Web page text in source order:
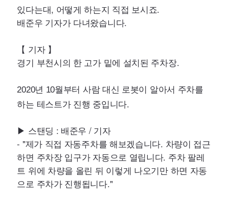
있다는대, 어떻게 하는지 직접 보시죠.
배준우 기자가 다녀왔습니다.
【 기자 】
경기 부천시의 한 고가 밑에 설치된 주차장.
2020년 10월부터 사람 대신 로봇이 알아서 주차를
하는 테스트가 진행 중입니다.
▶ 스탠딩 : 배준우 / 기자
- "제가 직접 자동주차를 해보겠습니다. 차량이 접근
하면 주차장 입구가 자동으로 열립니다. 주차 팔레
트 위에 차량을 올린 뒤 이렇게 나오기만 하면 자동
으로 주차가 진행됩니다."